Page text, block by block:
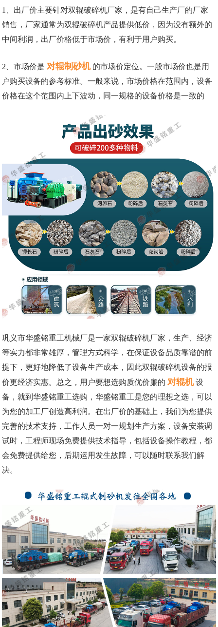
1、出厂价主要针对双辊破碎机厂家，是有自己生产厂的厂家
销售，厂家通常为双辊破碎机产品提供低价，因为没有额外的
中间利润，出厂价格低于市场价，有利于用户购买。
2、市场价是 对辊制砂机 的市场价定位。一般市场价也是用
户购买设备的参考标准。一般来说，市场价格在范围内，设备
价格在这个范围内上下波动，同一规格的设备价格是一致的
巩义市华盛铭重工机械厂是一家双辊破碎机厂家，生产、经济
等实力都非常雄厚，管理方式科学，在保证设备品质靠谱的前
提下，更好地降低了设备生产成本，因此双辊破碎机设备的报
价更经济实惠。总之，用户要想选购质优价廉的 对辊机 设
备，就到华盛铭重工选购，华盛铭重工是您的理想之选，可以
为您的加工厂创造高利润。在出厂价的基础上，我们为您提供
完善的技术支持，工作人员一对一规划生产方案，设备安装调
试时，工程师现场免费提供技术指导，包括设备操作教程，都
会免费提供给您，后期运用发生故障，可以随时联系我们解
决。